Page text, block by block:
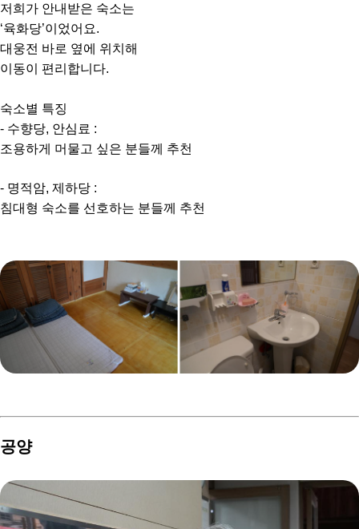
저희가 안내받은 숙소는
‘육화당’이었어요.
대웅전 바로 옆에 위치해
이동이 편리합니다.
숙소별 특징
- 수향당, 안심료 :
조용하게 머물고 싶은 분들께 추천
- 명적암, 제하당 :
침대형 숙소를 선호하는 분들께 추천
공양